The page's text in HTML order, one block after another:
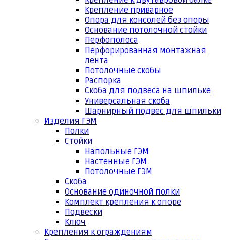
Крепление приварное
Опора для консолей без опоры
Основание потолочной стойки
Перфополоса
Перфорированная монтажная
лента
Потолочные скобы
Распорка
Скоба для подвеса на шпильке
Универсальная скоба
Шарнирный подвес для шпильки
Изделия ГЭМ
Полки
Стойки
Напольные ГЭМ
Настенные ГЭМ
Потолочные ГЭМ
Скоба
Основание одиночной полки
Комплект крепления к опоре
Подвески
Ключ
Крепления к ограждениям